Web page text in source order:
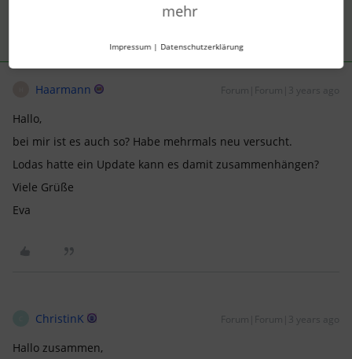
Haarmann Forum|Forum|3 years ago
Hallo,
bei mir ist es auch so? Habe mehrmals neu versucht.
Lodas hatte ein Update kann es damit zusammenhängen?
Viele Grüße
Eva
ChristinK Forum|Forum|3 years ago
Hallo zusammen,
mehr
Impressum | Datenschutzerklärung